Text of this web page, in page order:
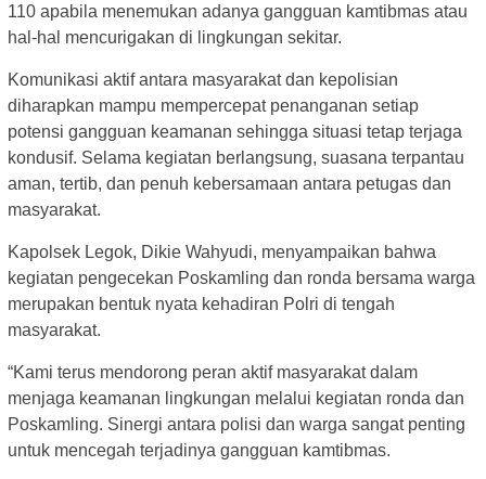
110 apabila menemukan adanya gangguan kamtibmas atau
hal-hal mencurigakan di lingkungan sekitar.
Komunikasi aktif antara masyarakat dan kepolisian
diharapkan mampu mempercepat penanganan setiap
potensi gangguan keamanan sehingga situasi tetap terjaga
kondusif. Selama kegiatan berlangsung, suasana terpantau
aman, tertib, dan penuh kebersamaan antara petugas dan
masyarakat.
Kapolsek Legok, Dikie Wahyudi, menyampaikan bahwa
kegiatan pengecekan Poskamling dan ronda bersama warga
merupakan bentuk nyata kehadiran Polri di tengah
masyarakat.
“Kami terus mendorong peran aktif masyarakat dalam
menjaga keamanan lingkungan melalui kegiatan ronda dan
Poskamling. Sinergi antara polisi dan warga sangat penting
untuk mencegah terjadinya gangguan kamtibmas.